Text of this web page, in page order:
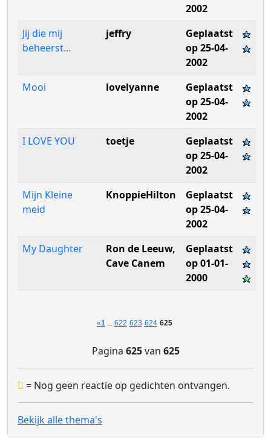
2002
Jij die mij
beheerst...
jeffry
Geplaatst
op 25-04-
2002
Mooi
lovelyanne
Geplaatst
op 25-04-
2002
I LOVE YOU
toetje
Geplaatst
op 25-04-
2002
Mijn Kleine
meid
KnoppieHilton
Geplaatst
op 25-04-
2002
My Daughter
Ron de Leeuw,
Cave Canem
Geplaatst
op 01-01-
2000
«1... 622 623 624 625
Pagina 625van 625
= Nog geen reactie op gedichten ontvangen.
Bekijk alle thema's